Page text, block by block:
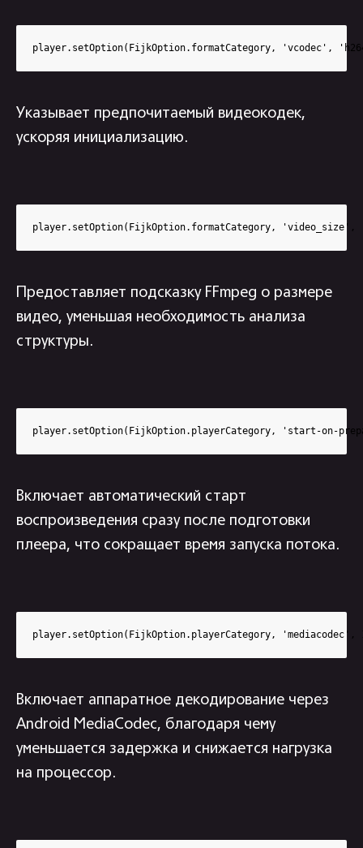
player.setOption(FijkOption.formatCategory, 'vcodec',
Указывает предпочитаемый видеокодек,
ускоряя инициализацию.
player.setOption(FijkOption.formatCategory, 'video_size',
Предоставляет подсказку FFmpeg о размере
видео, уменьшая необходимость анализа
структуры.
player.setOption(FijkOption.playerCategory, 'start-on-
Включает автоматический старт
воспроизведения сразу после подготовки
плеера, что сокращает время запуска потока.
player.setOption(FijkOption.playerCategory, 'mediacodec',
Включает аппаратное декодирование через
Android MediaCodec, благодаря чему
уменьшается задержка и снижается нагрузка
на процессор.